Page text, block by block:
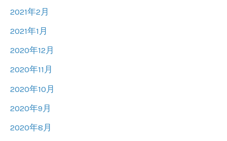
2021年2月
2021年1月
2020年12月
2020年11月
2020年10月
2020年9月
2020年8月